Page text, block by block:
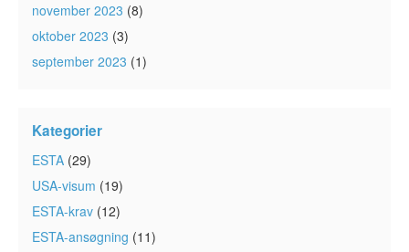
november 2023 (8)
oktober 2023 (3)
september 2023 (1)
Kategorier
ESTA (29)
USA-visum (19)
ESTA-krav (12)
ESTA-ansøgning (11)